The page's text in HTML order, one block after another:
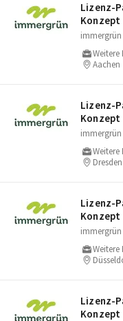
Lizenz-
Konzept
immergrün
Aachen
Lizenz-
Konzept
immergrün
Dresden
Lizenz-
Konzept
immergrün
Lizenz-
Konzept